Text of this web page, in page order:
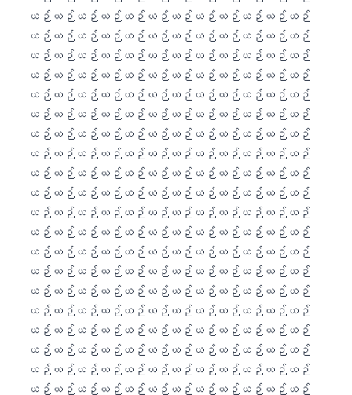
Azərbaycan dili
Eesti
日本語
Čeština
ქართული
Русский
Lietuvių kalba
Polski
한국어
Slovenščina
Magyar
Shqip
বাংলা
اردو
मराठी